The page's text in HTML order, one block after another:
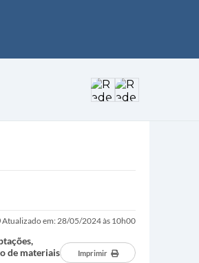
Atualizado em: 28/05/2024 às 10h00
de materiais
Imprimir